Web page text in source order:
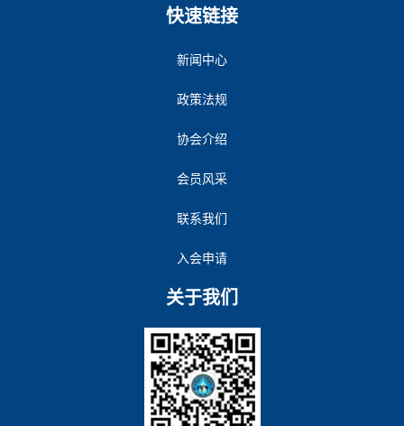
快速链接
新闻中心
政策法规
协会介绍
会员风采
联系我们
入会申请
关于我们